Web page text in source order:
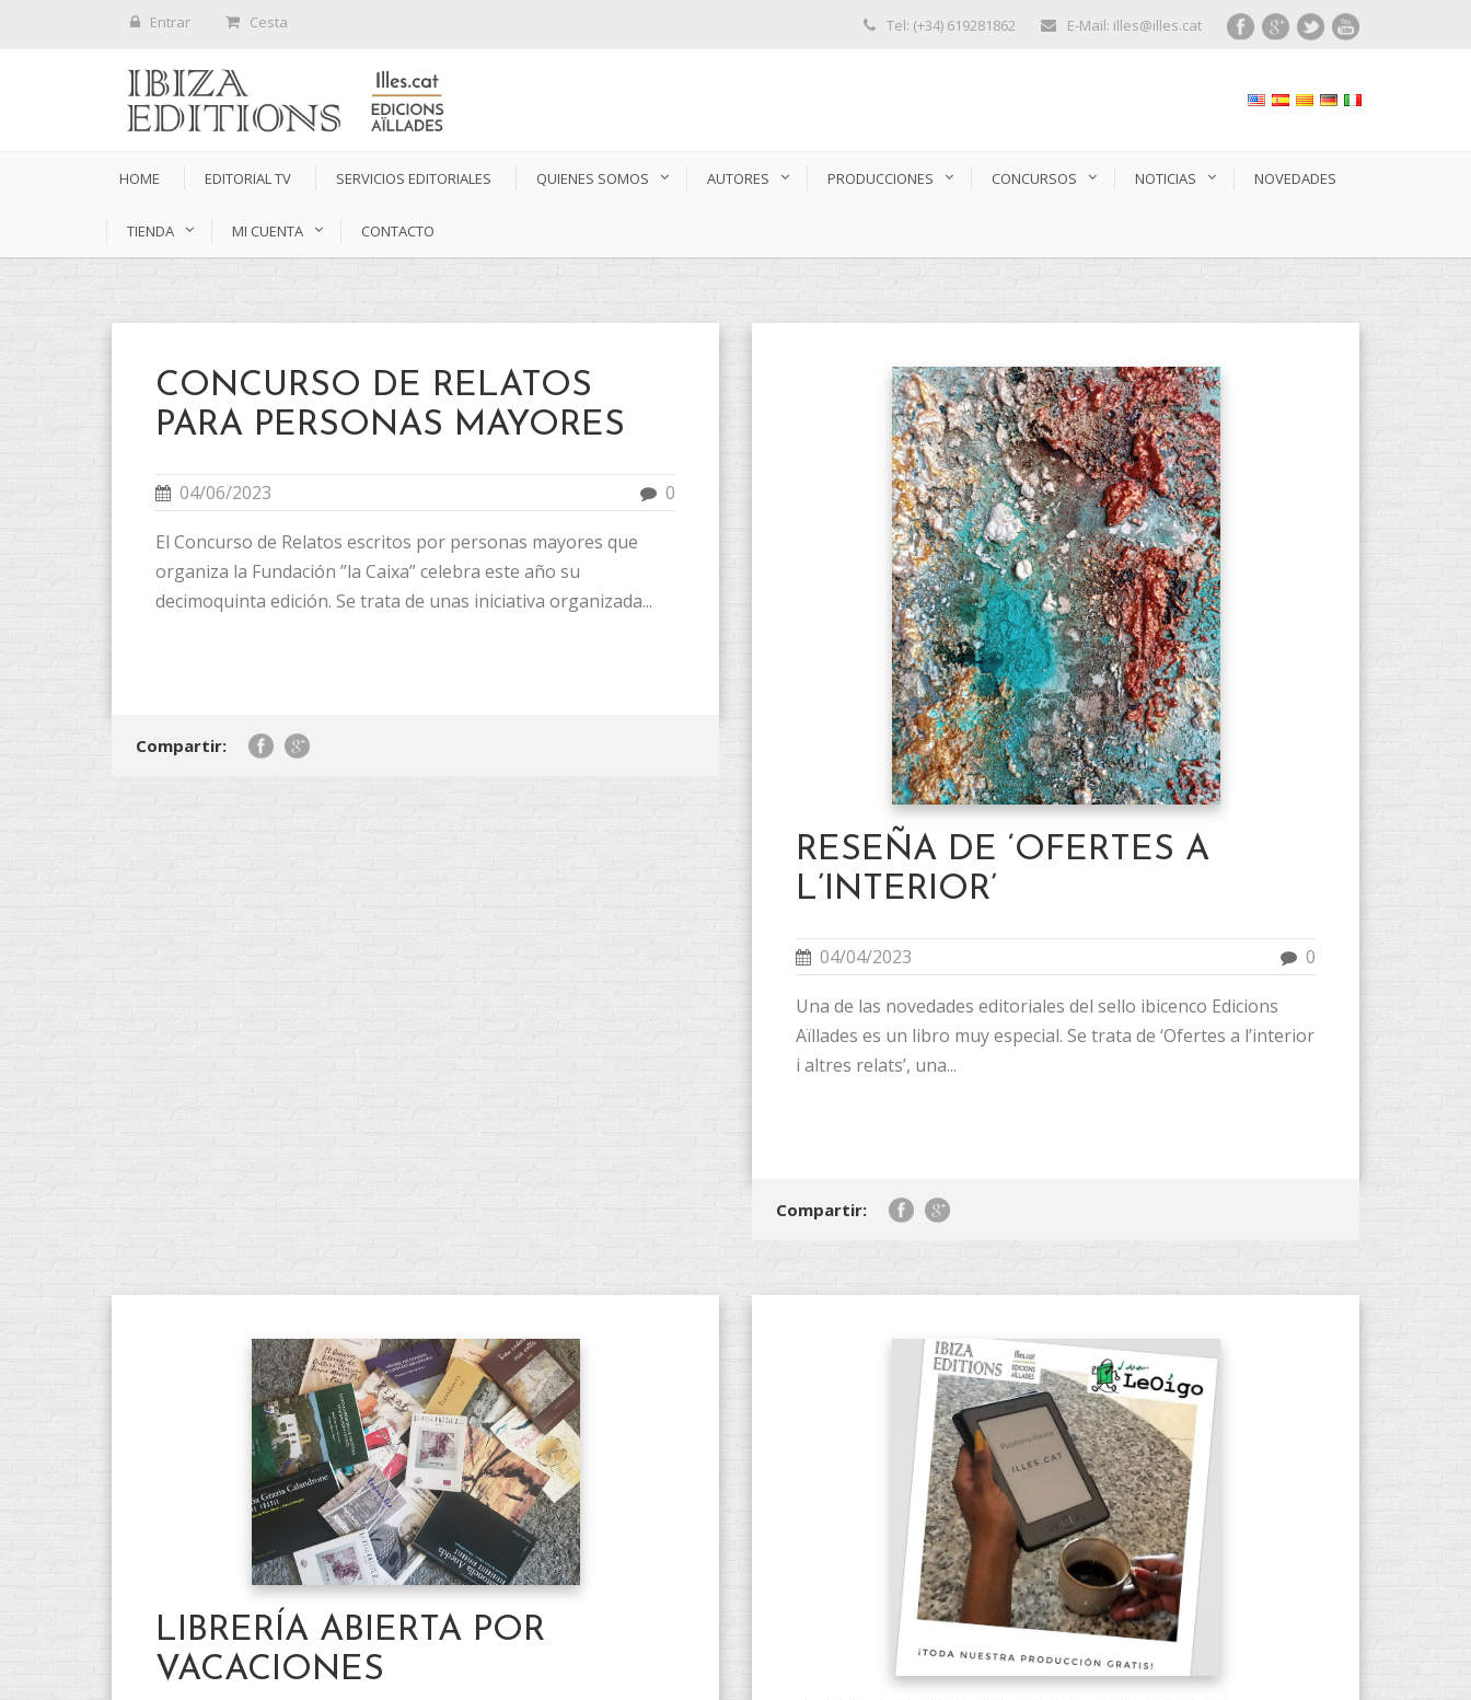
Entrar Cesta Tel: (+34) 619281862 E-Mail: illes@illes.cat
HOME EDITORIAL TV SERVICIOS EDITORIALES QUIENES SOMOS AUTORES PRODUCCIONES CONCURSOS NOTICIAS NOVEDADES
TIENDA MI CUENTA CONTACTO
CONCURSO DE RELATOS
PARA PERSONAS MAYORES
04/06/2023 0
El Concurso de Relatos escritos por personas mayores que
organiza la Fundación ”la Caixa” celebra este año su
decimoquinta edición. Se trata de unas iniciativa organizada...
Compartir:
RESEÑA DE ‘OFERTES A
L’INTERIOR’
04/04/2023 0
Una de las novedades editoriales del sello ibicenco Edicions
Aïllades es un libro muy especial. Se trata de ‘Ofertes a l’interior
i altres relats’, una...
Compartir:
LIBRERÍA ABIERTA POR
VACACIONES